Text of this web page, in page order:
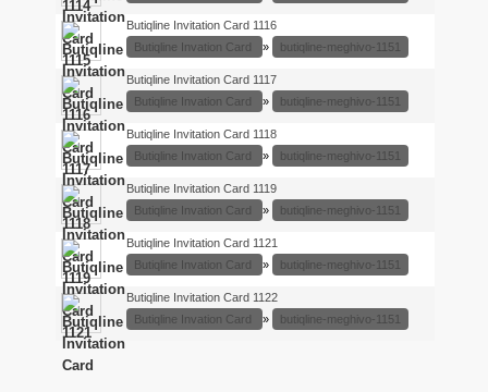
Butiqline Invitation Card 1116
Butiqline Invation Card
» butiqline-meghivo-1151
Butiqline Invitation Card 1117
Butiqline Invation Card
» butiqline-meghivo-1151
Butiqline Invitation Card 1118
Butiqline Invation Card
» butiqline-meghivo-1151
Butiqline Invitation Card 1119
Butiqline Invation Card
» butiqline-meghivo-1151
Butiqline Invitation Card 1121
Butiqline Invation Card
» butiqline-meghivo-1151
Butiqline Invitation Card 1122
Butiqline Invation Card
» butiqline-meghivo-1151